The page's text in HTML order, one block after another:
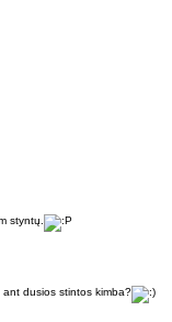
styntų.
dusios stintos kimba?